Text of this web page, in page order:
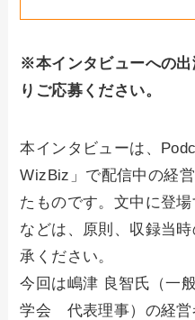
※本インタビューへの
りご応募ください。
本インタビューは、
WizBiz」で配信中の経
たものです。文中に登
などは、原則、収録当
承ください。
今回は嶋津 良智氏（一
学会 代表理事）の経営